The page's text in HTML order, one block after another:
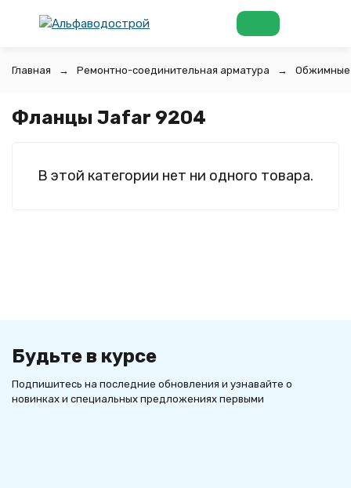
Главная Ремонтно-соединительная арматура Обжимные
Фланцы Jafar 9204
В этой категории нет ни одного товара.
Будьте в курсе
Подпишитесь на последние обновления и узнавайте о
новинках и специальных предложениях первыми